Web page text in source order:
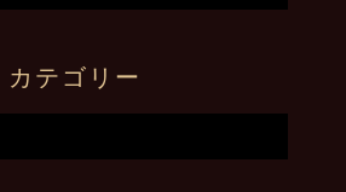
カテゴリー